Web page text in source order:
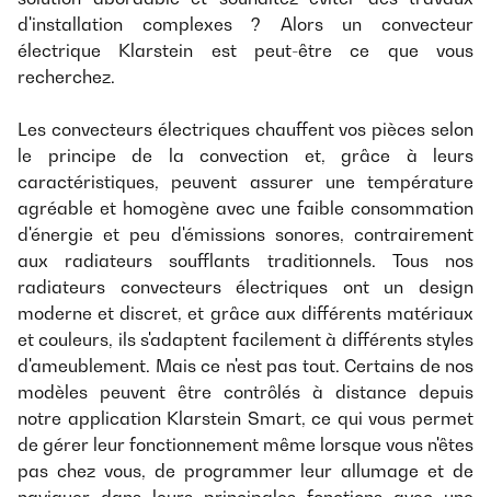
d'installation complexes ? Alors un convecteur
électrique Klarstein est peut-être ce que vous
recherchez.
Les convecteurs électriques chauffent vos pièces selon
le principe de la convection et, grâce à leurs
caractéristiques, peuvent assurer une température
agréable et homogène avec une faible consommation
d'énergie et peu d'émissions sonores, contrairement
aux radiateurs soufflants traditionnels. Tous nos
radiateurs convecteurs électriques ont un design
moderne et discret, et grâce aux différents matériaux
et couleurs, ils s'adaptent facilement à différents styles
d'ameublement. Mais ce n'est pas tout. Certains de nos
modèles peuvent être contrôlés à distance depuis
notre application Klarstein Smart, ce qui vous permet
de gérer leur fonctionnement même lorsque vous n'êtes
pas chez vous, de programmer leur allumage et de